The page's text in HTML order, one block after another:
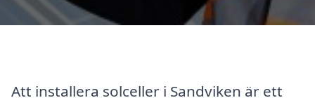
Att installera solceller i Sandviken är ett